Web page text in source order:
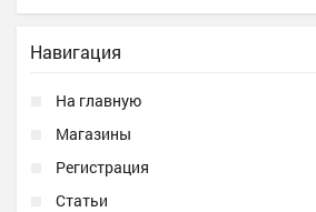
Навигация
На главную
Магазины
Регистрация
Статьи